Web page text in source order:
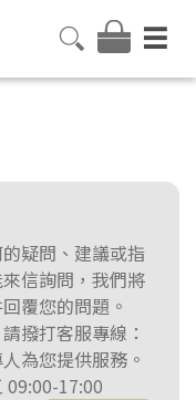
疑問、建議或指
信詢問，我們將
覆您的問題。
撥打客服專線：
人為您提供服務。
09:00-17:00